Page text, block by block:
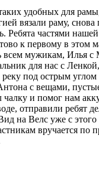
удобных для
вязали раму,
Ребята частями
к первому в этом
мужикам, Илья с
для нас с
под острым
с вещами,
чалку и помог нам
отправили ребят
на Велс уже с
вручается